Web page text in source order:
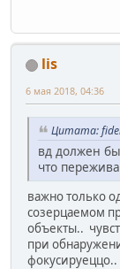
lis
6 мая 2018, 04:36
Цитата:
вд должен
что
важно только
созерцаемом
объекты..
при